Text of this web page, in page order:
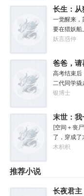
我不想努力
长生：
肝经验
一觉醒来，
要在猎妖船
嗯？苏夜的
板】，结
同的‘舰修
舰，轰破仙
瀚汪洋之
神？”“不可
妖言惑仲
爸爸，
高考结束后
二代同学撬
系统检测
【叮，系
你职业级篮
娃不如卷
银博士
末世：我
坏一点怎
[空间＋丧
了，穿成
鹿南歌之所
木枳枳
推荐小说
长夜君主